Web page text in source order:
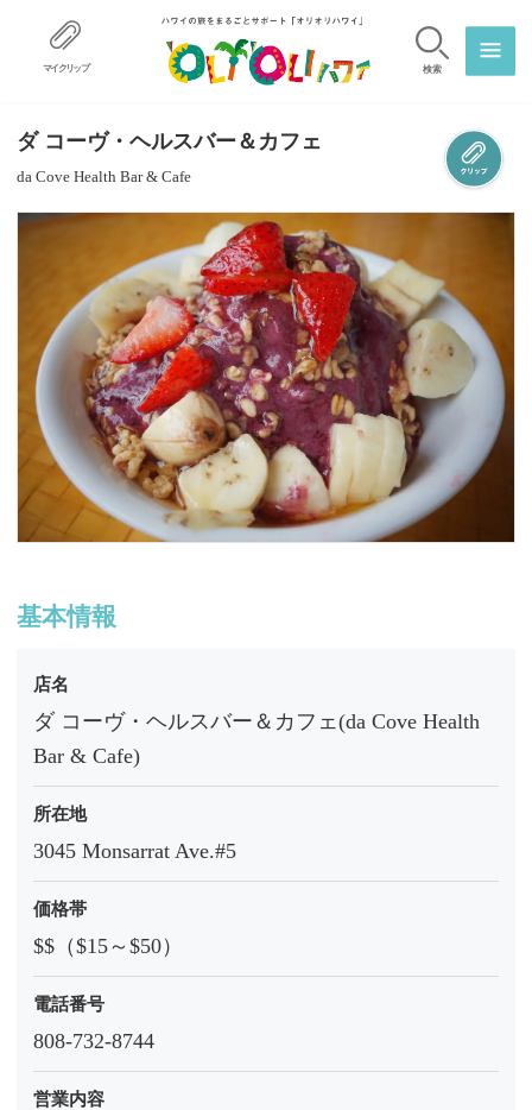
マイクリップ 検索
ダ コーヴ・ヘルスバー＆カフェ
da Cove Health Bar & Cafe
基本情報
店名
ダ コーヴ・ヘルスバー＆カフェ(da Cove Health
Bar & Cafe)
所在地
3045 Monsarrat Ave.#5
価格帯
$$（$15～$50）
電話番号
808-732-8744
営業内容